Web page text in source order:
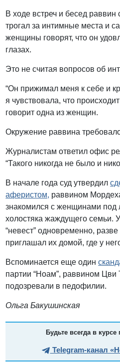
В ходе встреч и бесед раввин
трогал за интимные места и
женщины говорят, что он
глазах.
Это не считая вопросов об
“Он прижимал меня к себе и
я чувствовала, что
говорит одна из женщин.
Окружение раввина
Журналистам ответил офис
“Такого никогда не было и
В начале года суд утвердил
аферистом, раввином
знакомился с женщинами под
холостяка жаждущего семьи.
“невест” одновременно, разве
приглашал их домой, где у
Вспоминается еще один
партии “Ноам”, раввином Цви
подозревали в педофилии.
Ольга Бакушинская
Будьте всегда в
Telegram-канал